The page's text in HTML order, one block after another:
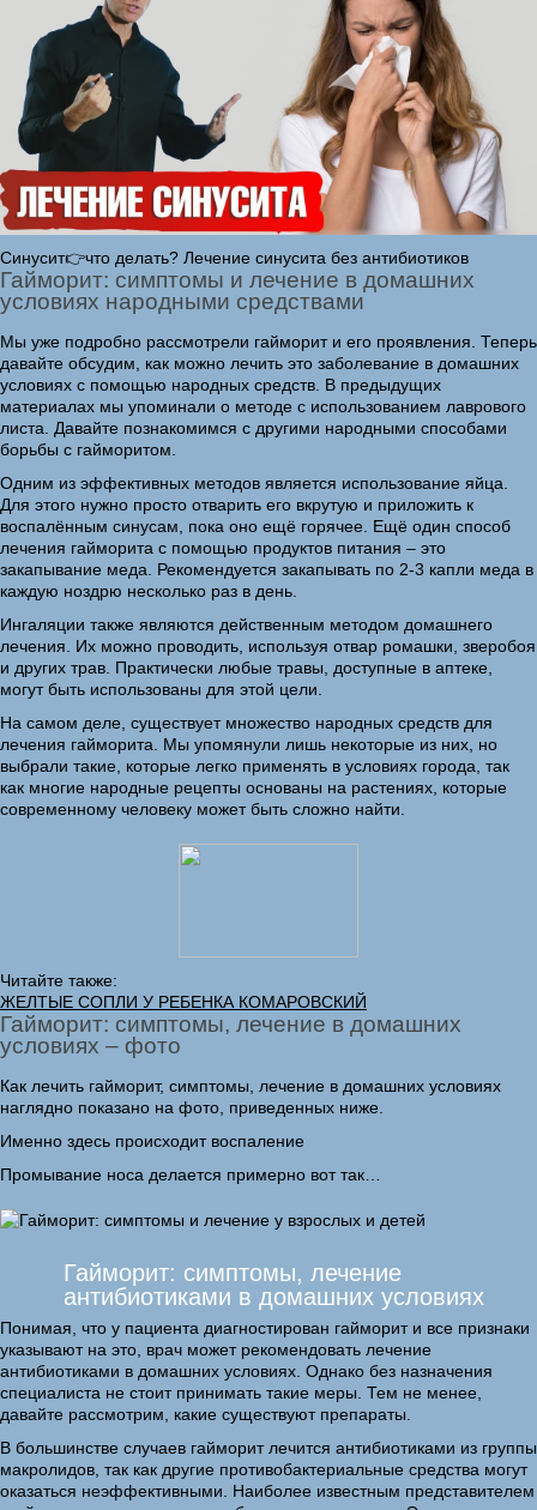
Синусит👉что делать? Лечение синусита без антибиотиков
Гайморит: симптомы и лечение в домашних
условиях народными средствами
Мы уже подробно рассмотрели гайморит и его проявления. Теперь
давайте обсудим, как можно лечить это заболевание в домашних
условиях с помощью народных средств. В предыдущих
материалах мы упоминали о методе с использованием лаврового
листа. Давайте познакомимся с другими народными способами
борьбы с гайморитом.
Одним из эффективных методов является использование яйца.
Для этого нужно просто отварить его вкрутую и приложить к
воспалённым синусам, пока оно ещё горячее. Ещё один способ
лечения гайморита с помощью продуктов питания – это
закапывание меда. Рекомендуется закапывать по 2-3 капли меда в
каждую ноздрю несколько раз в день.
Ингаляции также являются действенным методом домашнего
лечения. Их можно проводить, используя отвар ромашки, зверобоя
и других трав. Практически любые травы, доступные в аптеке,
могут быть использованы для этой цели.
На самом деле, существует множество народных средств для
лечения гайморита. Мы упомянули лишь некоторые из них, но
выбрали такие, которые легко применять в условиях города, так
как многие народные рецепты основаны на растениях, которые
современному человеку может быть сложно найти.
Читайте также:
ЖЕЛТЫЕ СОПЛИ У РЕБЕНКА КОМАРОВСКИЙ
Гайморит: симптомы, лечение в домашних
условиях – фото
Как лечить гайморит, симптомы, лечение в домашних условиях
наглядно показано на фото, приведенных ниже.
Именно здесь происходит воспаление
Промывание носа делается примерно вот так…
Гайморит: симптомы, лечение
антибиотиками в домашних условиях
Понимая, что у пациента диагностирован гайморит и все признаки
указывают на это, врач может рекомендовать лечение
антибиотиками в домашних условиях. Однако без назначения
специалиста не стоит принимать такие меры. Тем не менее,
давайте рассмотрим, какие существуют препараты.
В большинстве случаев гайморит лечится антибиотиками из группы
макролидов, так как другие противобактериальные средства могут
оказаться неэффективными. Наиболее известным представителем